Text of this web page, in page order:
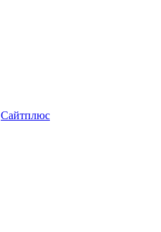
Сайтплюс